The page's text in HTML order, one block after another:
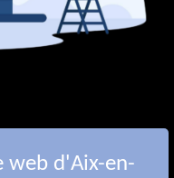
web d'Aix-en-